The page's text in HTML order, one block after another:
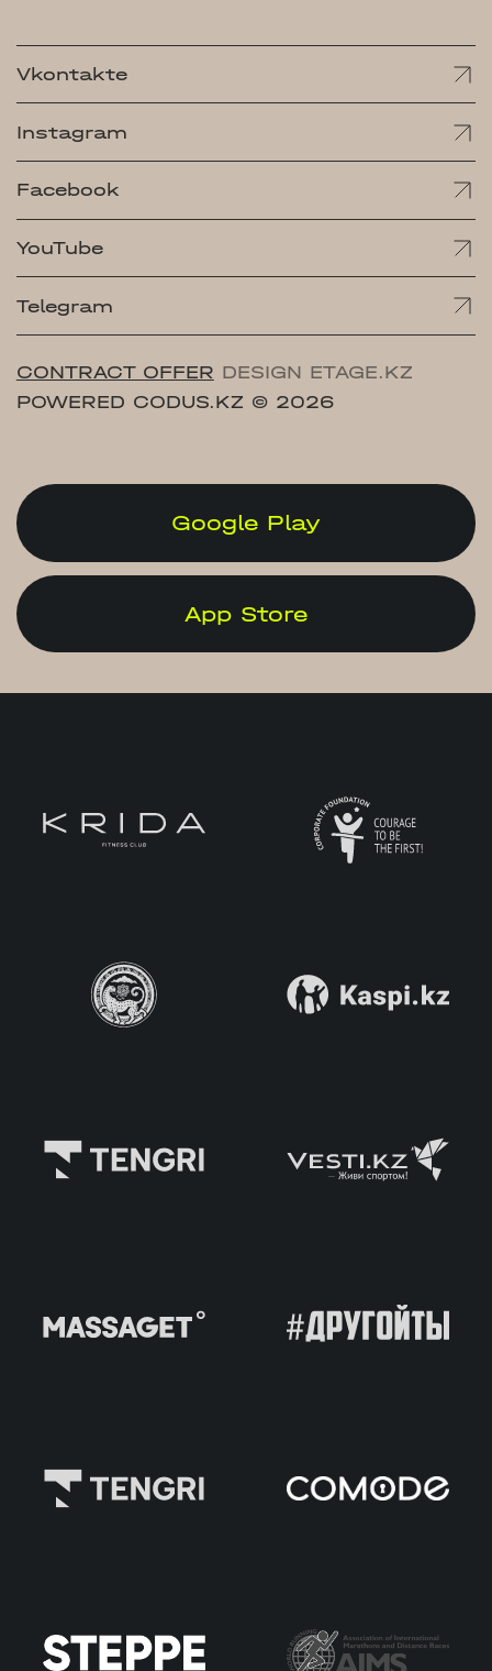
Vkontakte
Instagram
Facebook
YouTube
Telegram
CONTRACT OFFER DESIGN ETAGE.KZ
POWERED CODUS.KZ © 2026
Google Play
App Store